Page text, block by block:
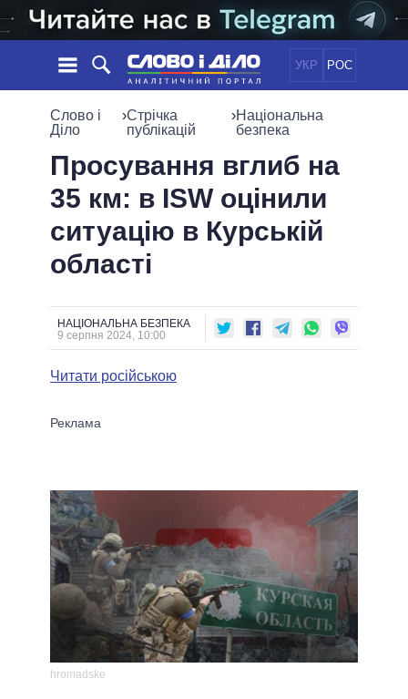
УКР РОС
НОВИНИ
СТРІЧКА
ПОДІЇ
СТАТТІ
ДУМКИ
ОГЛЯДИ
ПОЛІТИКА
СУСПІЛЬСТВО
СВІТ
ПОЛIТИКИ
УСІ ПОЛІТИКИ
ПРЕЗИДЕНТ І ОФІС
КАБІНЕТ МІНІСТРІВ
ГОЛОВИ ОБЛАДМІНІСТРАЦІЙ
МЕРИ МІСТ
ІНФОГРАФІКА
ПІДТРИМАТИ
ПОРІВНЯННЯ ПОЛІТИКІВ
Слово і
Діло
›Стрічка
публікацій
›Національна
безпека
Просування вглиб на
35 км: в ISW оцінили
ситуацію в Курській
області
НАЦІОНАЛЬНА БЕЗПЕКА
9 серпня 2024, 10:00
Читати російською
hromadske